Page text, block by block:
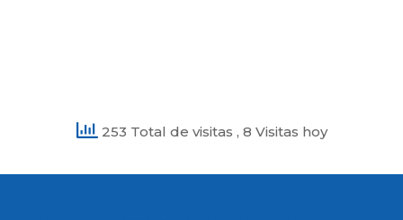
253 Total de visitas , 8 Visitas hoy